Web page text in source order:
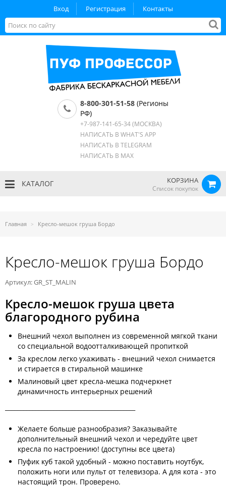
Вход Регистрация Контакты
8-800-301-51-58 (Регионы
РФ)
+7-987-141-65-34(МОСКВА)
НАПИСАТЬ В WHAT'S APP
НАПИСАТЬ В TELEGRAM
НАПИСАТЬ В MAX
КОРЗИНА
Список покупок
КАТАЛОГ
Главная Кресло-мешок груша Бордо
Кресло-мешок груша Бордо
Артикул: GR_ST_MALIN
Кресло-мешок груша цвета
благородного рубина
Внешний чехол выполнен из современной мягкой ткани
со специальной водоотталкивающей пропиткой
За креслом легко ухаживать - внешний чехол снимается
и стирается в стиральной машинке
Малиновый цвет кресла-мешка подчеркнет
динамичность интерьерных решений
Желаете больше разнообразия? Заказывайте
дополнительный внешний чехол и чередуйте цвет
кресла по настроению! (доступны все цвета)
Пуфик куб такой удобный - можно поставить ноутбук,
положить ноги или пульт от телевизора. А для кота - это
настоящий трон. Проверено.